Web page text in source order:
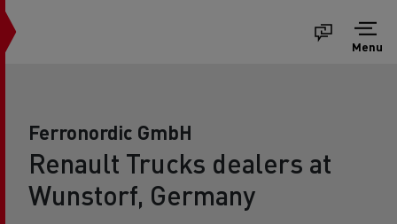
Menu
Ferronordic GmbH
Renault Trucks dealers at
Wunstorf, Germany